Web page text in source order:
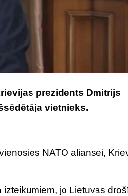
prezidents Dmitrijs
vietnieks.
NATO aliansei,
jo ​​Lietuvas